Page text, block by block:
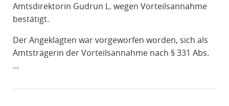
Amtsdirektorin Gudrun L. wegen Vorteilsannahme
bestätigt.
Der Angeklagten war vorgeworfen worden, sich als
Amtsträgerin der Vorteilsannahme nach § 331 Abs.
…